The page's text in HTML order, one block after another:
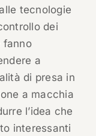
tecnologie
dei
fanno
a
di presa in
a macchia
l’idea che
interessanti